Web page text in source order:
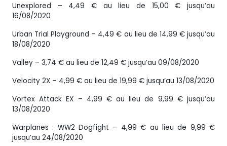
Unexplored – 4,49 € au lieu de 15,00 € jusqu’au
16/08/2020
Urban Trial Playground – 4,49 € au lieu de 14,99 € jusqu’au
18/08/2020
Valley – 3,74 € au lieu de 12,49 € jusqu’au 09/08/2020
Velocity 2X – 4,99 € au lieu de 19,99 € jusqu’au 13/08/2020
Vortex Attack EX – 4,99 € au lieu de 9,99 € jusqu’au
13/08/2020
Warplanes : WW2 Dogfight – 4,99 € au lieu de 9,99 €
jusqu’au 24/08/2020